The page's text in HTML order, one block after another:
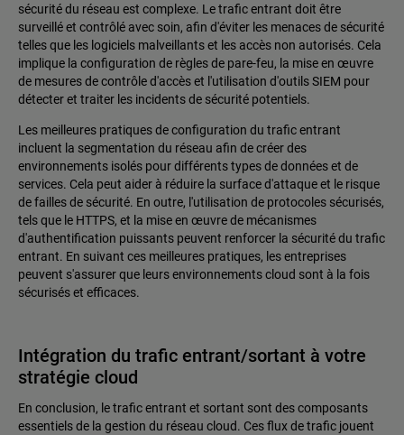
sécurité du réseau est complexe. Le trafic entrant doit être
surveillé et contrôlé avec soin, afin d'éviter les menaces de sécurité
telles que les logiciels malveillants et les accès non autorisés. Cela
implique la configuration de règles de pare-feu, la mise en œuvre
de mesures de contrôle d'accès et l'utilisation d'outils SIEM pour
détecter et traiter les incidents de sécurité potentiels.
Les meilleures pratiques de configuration du trafic entrant
incluent la segmentation du réseau afin de créer des
environnements isolés pour différents types de données et de
services. Cela peut aider à réduire la surface d'attaque et le risque
de failles de sécurité. En outre, l'utilisation de protocoles sécurisés,
tels que le HTTPS, et la mise en œuvre de mécanismes
d'authentification puissants peuvent renforcer la sécurité du trafic
entrant. En suivant ces meilleures pratiques, les entreprises
peuvent s'assurer que leurs environnements cloud sont à la fois
sécurisés et efficaces.
Intégration du trafic entrant/sortant à votre
stratégie cloud
En conclusion, le trafic entrant et sortant sont des composants
essentiels de la gestion du réseau cloud. Ces flux de trafic jouent